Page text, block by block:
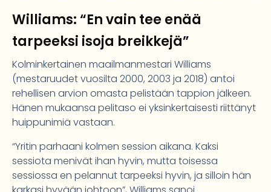
Williams: “En vain tee enää
tarpeeksi isoja breikkejä”
Kolminkertainen maailmanmestari Williams
(mestaruudet vuosilta 2000, 2003 ja 2018) antoi
rehellisen arvion omasta pelistään tappion jälkeen.
Hänen mukaansa pelitaso ei yksinkertaisesti riittänyt
huippunimiä vastaan.
“Yritin parhaani kolmen session aikana. Kaksi
sessiota menivät ihan hyvin, mutta toisessa
sessiossa en pelannut tarpeeksi hyvin, ja silloin hän